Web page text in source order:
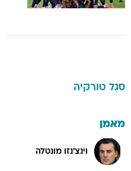
סגל טורקיה
מאמן
וינצ'נזו מונטלה